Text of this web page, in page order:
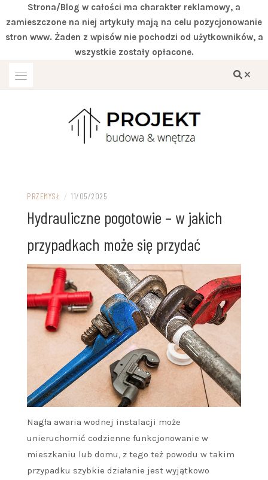
Strona/Blog w całości ma charakter reklamowy, a
zamieszczone na niej artykuły mają na celu pozycjonowanie
stron www. Żaden z wpisów nie pochodzi od użytkowników, a
wszystkie zostały opłacone.
PRZEMYSŁ / 11/05/2025
Hydrauliczne pogotowie – w jakich
przypadkach może się przydać
Nagła awaria wodnej instalacji może
unieruchomić codzienne funkcjonowanie w
mieszkaniu lub domu, z tego też powodu w takim
przypadku szybkie działanie jest wyjątkowo